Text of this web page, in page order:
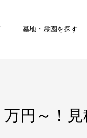
墓地・霊園を探す
円～！